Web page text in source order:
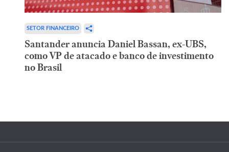
SETOR FINANCEIRO
Santander anuncia Daniel Bassan, ex-UBS,
como VP de atacado e banco de investimento
no Brasil